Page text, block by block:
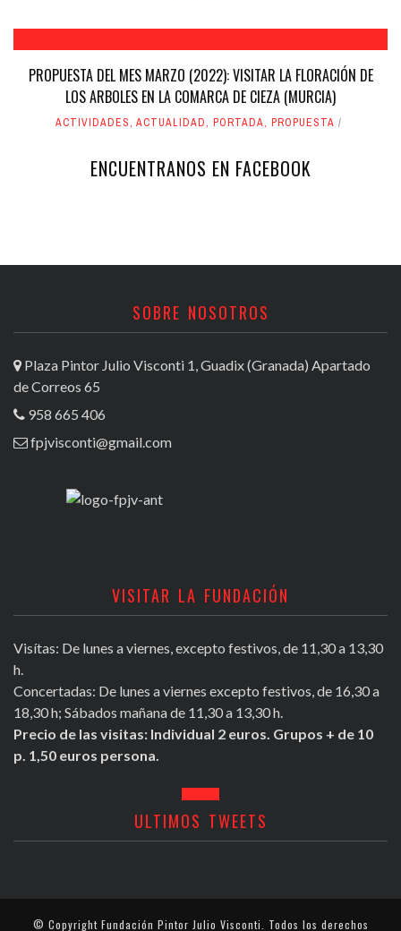
PROPUESTA DEL MES MARZO (2022): VISITAR LA FLORACIÓN DE
LOS ARBOLES EN LA COMARCA DE CIEZA (MURCIA)
ACTIVIDADES, ACTUALIDAD, PORTADA, PROPUESTA
ENCUENTRANOS EN FACEBOOK
SOBRE NOSOTROS
Plaza Pintor Julio Visconti 1, Guadix (Granada) Apartado
de Correos 65
958 665 406
fpjvisconti@gmail.com
VISITAR LA FUNDACIÓN
Visítas: De lunes a viernes, excepto festivos, de 11,30 a 13,30
h.
Concertadas: De lunes a viernes excepto festivos, de 16,30 a
18,30 h; Sábados mañana de 11,30 a 13,30 h.
Precio de las visitas: Individual 2 euros. Grupos + de 10
p. 1,50 euros persona.
ULTIMOS TWEETS
© Copyright Fundación Pintor Julio Visconti . Todos los derechos